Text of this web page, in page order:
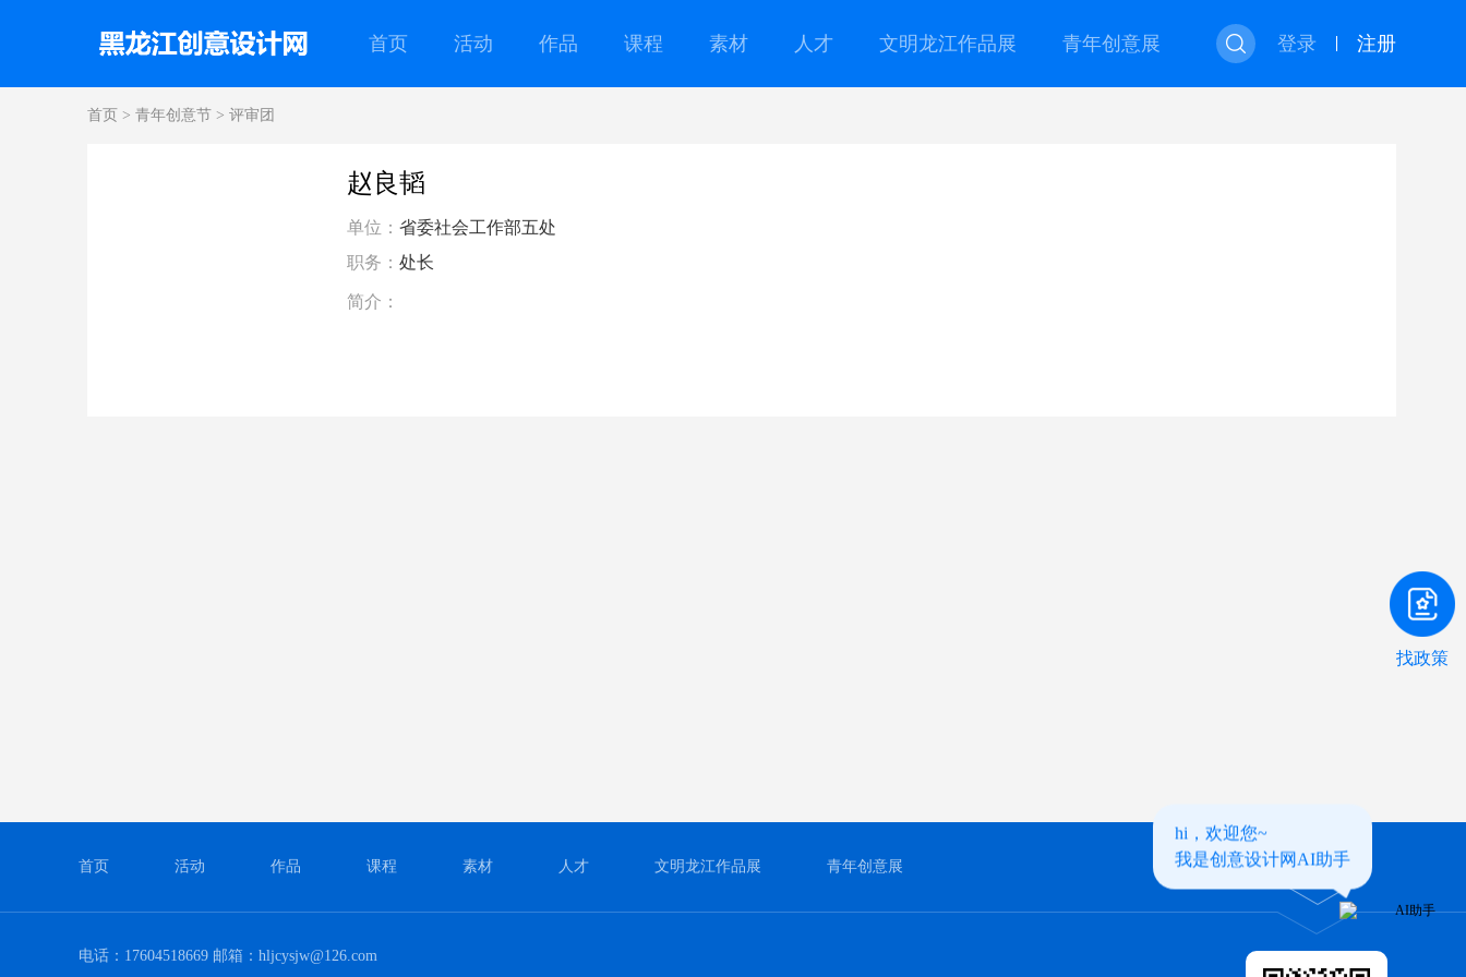
登录 注册
首页 活动 作品 课程 素材 人才 文明龙江作品展 青年创意展
首页 > 青年创意节 > 评审团
赵良韬
单位： 省委社会工作部五处
职务： 处长
简介：
首页 活动 作品 课程 素材 人才 文明龙江作品展 青年创意展
电话：17604518669 邮箱：hljcysjw@126.com
找政策
hi，欢迎您~
我是创意设计网AI助手